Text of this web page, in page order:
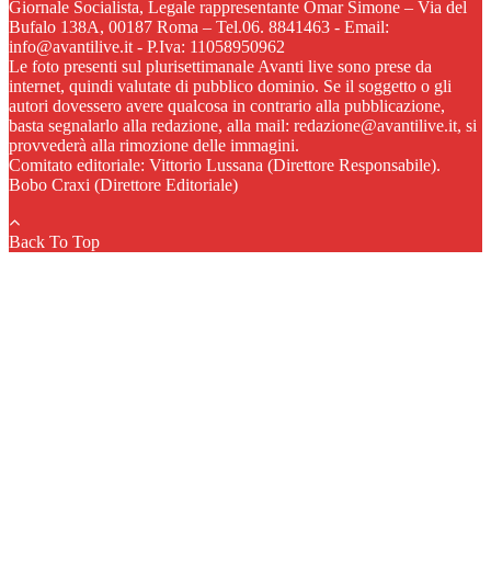
Giornale Socialista, Legale rappresentante Omar Simone – Via del
Bufalo 138A, 00187 Roma – Tel.06. 8841463 - Email:
info@avantilive.it - P.Iva: 11058950962
Le foto presenti sul plurisettimanale Avanti live sono prese da
internet, quindi valutate di pubblico dominio. Se il soggetto o gli
autori dovessero avere qualcosa in contrario alla pubblicazione,
basta segnalarlo alla redazione, alla mail: redazione@avantilive.it, si
provvederà alla rimozione delle immagini.
Comitato editoriale: Vittorio Lussana (Direttore Responsabile).
Bobo Craxi (Direttore Editoriale)
Back To Top